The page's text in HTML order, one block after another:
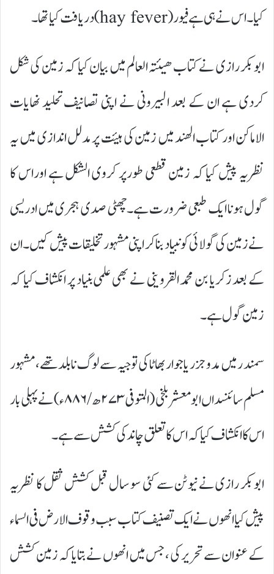
کیا۔ اس نے ہی ہے فیور(hay fever) دریافت کیا تھا۔
ابوبکر رازی نے کتاب ھیئتہ العالم میں بیان کیا کہ زمین کی شکل
کردی ہے ان کے بعد البیرونی نے اپنی تصانیف تحلید نھایات
الاماکن اور کتاب الھند میں زمین کی ہیئت پر مدلل اندازی میں یہ
نظریہ پیش کیا کہ زمین قطعی طورپر کروی الشکل ہے اوراس کا
گول ہونا ایک طبعی ضرورت ہے۔چھٹی صدی ہجری میں ادریسی
نے زمین کی گولائی کو نبیاد بنا کر اپنی مشہور تخلیقات پیش کیں ۔ان
کے بعد زکریا بن محمد القروینی نے بھی علمی بنیاد پر انکشاف کیا کہ
زمین گول ہے۔
سمند ر میں مدوجزر یا جوار بھاٹا کی توجیہ سے لوگ نابلد تھے، مشہور
مسلم سائنسداں ابو معشر بلخی (المتوفی ۲۷۳ھ/۸۸۶ء)نے پہلی بار
اس کا انکشاف کیاکہ اس کا تعلق چاند کی کشش سے ہے۔
ابوبکر رازی نے نیوٹن سے کئی سو سال قبل کشش ثقل کا نظریہ
پیش کیاانھوں نے ایک تصنیف کتاب سبب وقوف الارض فی السماء
کے عنوان سے تحریر کی ، جس میں انھوں نے بتایا کہ زمین کشش